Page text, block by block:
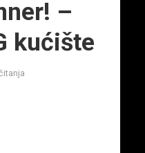
–
kućište